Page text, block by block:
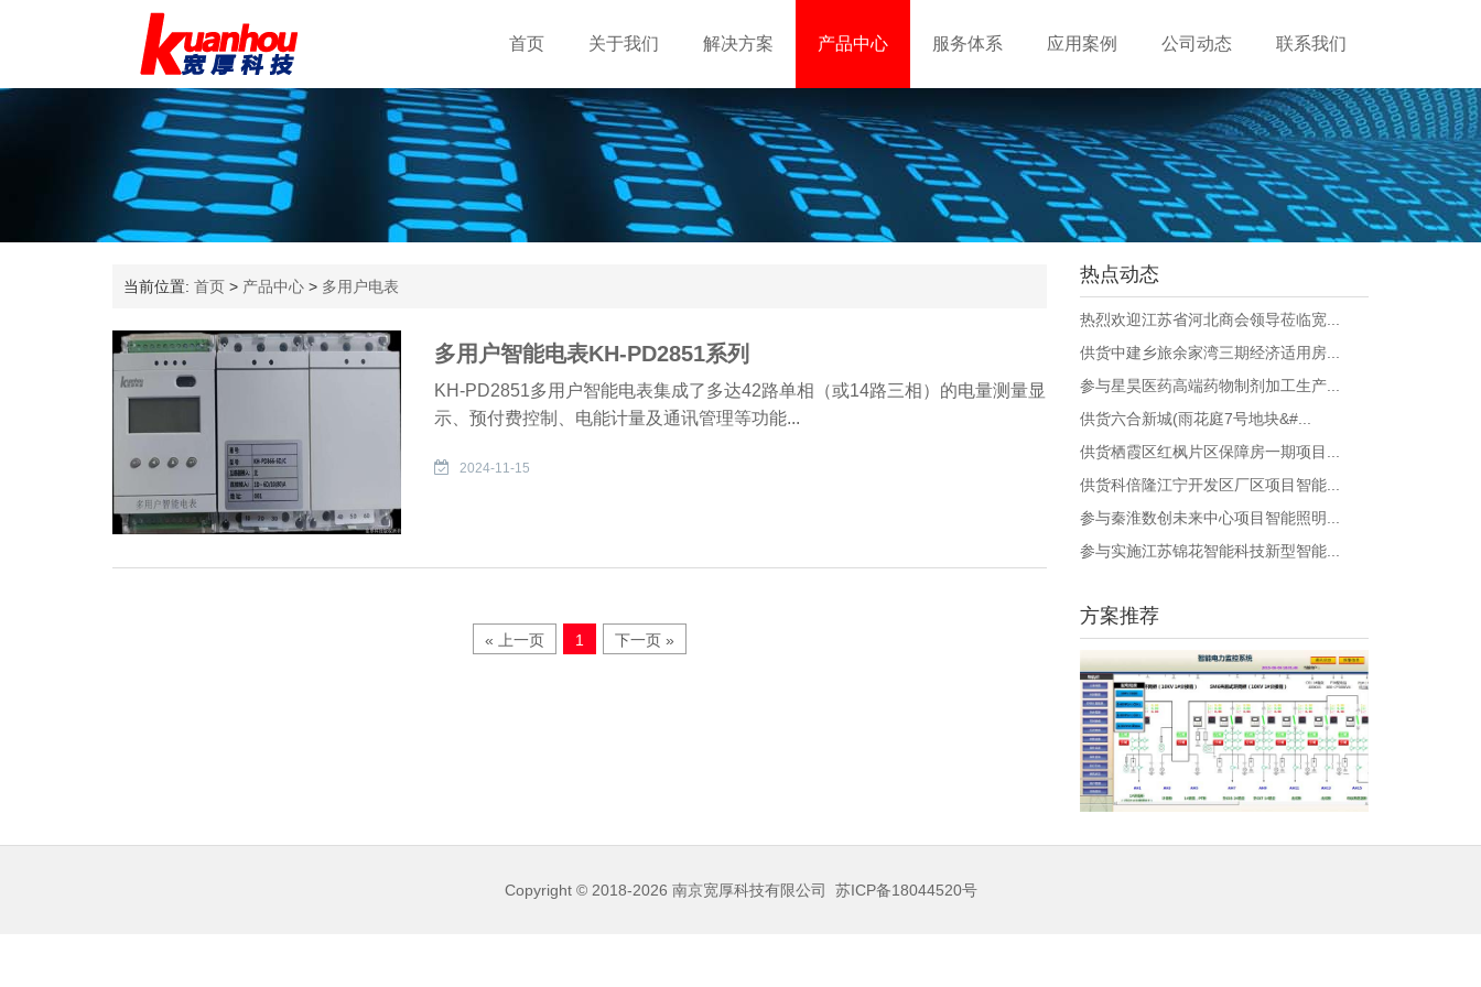
首页 关于我们 解决方案 产品中心 服务体系 应用案例 公司动态 联系我们
当前位置: 首页 > 产品中心 > 多用户电表
多用户智能电表KH-PD2851系列
KH-PD2851多用户智能电表集成了多达42路单相（或14路三相）的电量测量显
示、预付费控制、电能计量及通讯管理等功能...
2024-11-15
« 上一页 1 下一页 »
热点动态
热烈欢迎江苏省河北商会领导莅临宽...
供货中建乡旅余家湾三期经济适用房...
参与星昊医药高端药物制剂加工生产...
供货六合新城(雨花庭7号地块&#...
供货栖霞区红枫片区保障房一期项目...
供货科倍隆江宁开发区厂区项目智能...
参与秦淮数创未来中心项目智能照明...
参与实施江苏锦花智能科技新型智能...
方案推荐
Copyright © 2018-2026 南京宽厚科技有限公司 苏ICP备18044520号